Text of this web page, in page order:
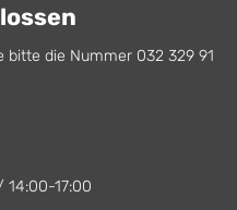
bitte die Nummer 032 329 91
14:00-17:00